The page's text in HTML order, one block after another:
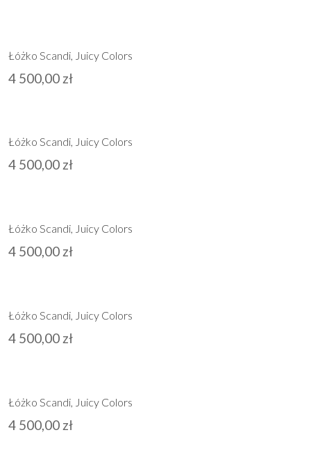
Łóżko Scandi, Juicy Colors
4 500,00 zł
Łóżko Scandi, Juicy Colors
4 500,00 zł
Łóżko Scandi, Juicy Colors
4 500,00 zł
Łóżko Scandi, Juicy Colors
4 500,00 zł
Łóżko Scandi, Juicy Colors
4 500,00 zł